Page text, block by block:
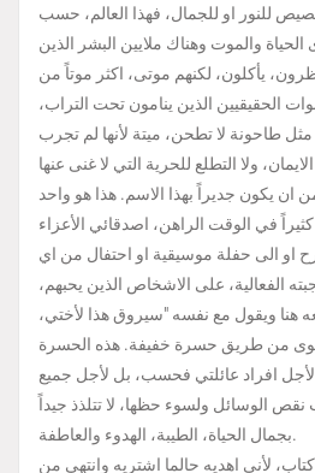
للنور او للجمال، فهذا العالم، حسب
والموت وهناك ملايين البشر الذين
يأكلون، لكنهم موتى، اكثر موتاً من
الحقيقيين الذين ينامون تحت التراب،
مثل طاحونة لا تطحن، ميتة لأنها لم تجرب
ولا التطلع للحرية التي لا غنى عنها
ان يكون جديراً بهذا الاسم. هذا هو واحد
او الى حفلة موسيقية او احتفال من اي
الفعالية، على الاشخاص الذين يحبهم،
هنا ويقول مع نفسه "سيروق هذا لأختي،
سوى من طريق حسرة خفيفة. هذه الحسرة
افراد عائلتي فحسب، بل لأجل جميع
الوسائل ولسوء حظها، لا تتلذذ جيداً
بجمال الحياة، الطيبة، الهدوء والعاطفة.
لأني اهديه حالما اشتريه وانتهي من